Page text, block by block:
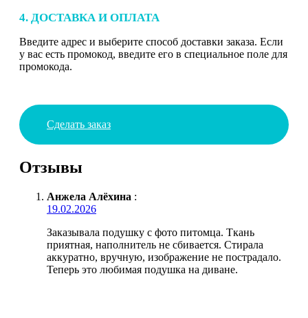
4. ДОСТАВКА И ОПЛАТА
Введите адрес и выберите способ доставки заказа. Если
у вас есть промокод, введите его в специальное поле для
промокода.
Сделать заказ
Отзывы
Анжела Алёхина :
19.02.2026
Заказывала подушку с фото питомца. Ткань
приятная, наполнитель не сбивается. Стирала
аккуратно, вручную, изображение не пострадало.
Теперь это любимая подушка на диване.